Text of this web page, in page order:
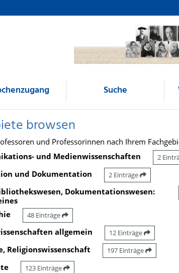
Suche
browsen
und Professorinnen nach Ihrem
und Medienwissenschaften
2
und Dokumentation 2 Einträge
Dokumentationswesen:
48 Einträge
allgemein 12 Einträge
Religionswissenschaft 197 Einträge
123 Einträge